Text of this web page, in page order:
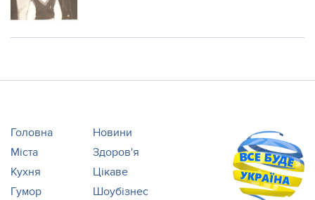
Головна
Новини
Міста
Здоров'я
Кухня
Цікаве
Гумор
Шоубізнес